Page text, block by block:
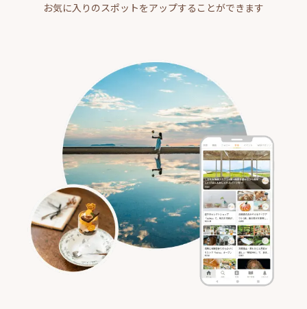
お気に入りのスポットをアップすることができます